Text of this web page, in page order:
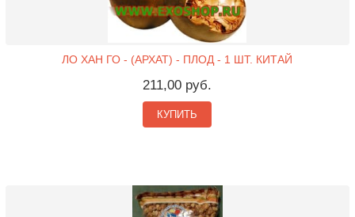
ЛО ХАН ГО - (АРХАТ) - ПЛОД - 1 ШТ. КИТАЙ
211,00 руб.
КУПИТЬ